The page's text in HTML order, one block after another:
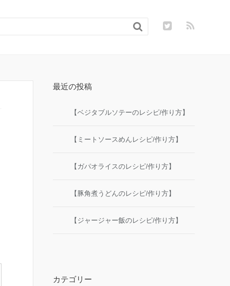

最近の投稿
【ベジタブルソテーのレシピ/作り方】
【ミートソースめんレシピ/作り方】
【ガパオライスのレシピ/作り方】
【豚角煮うどんのレシピ/作り方】
【ジャージャー飯のレシピ/作り方】
カテゴリー